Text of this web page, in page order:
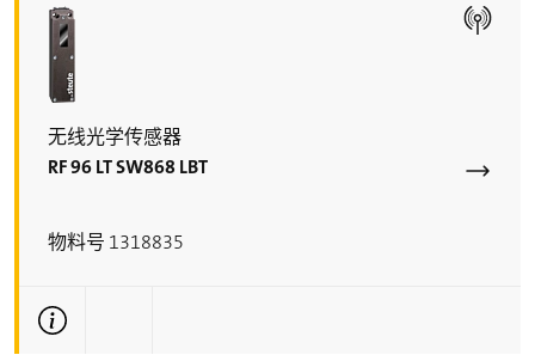
无线光学传感器
RF 96 LT SW868 LBT
物料号 1318835
更多技术信息